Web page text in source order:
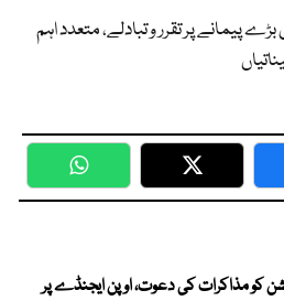
پیمانے پر تقرر و تبادلے، متعدد اہم
WhatsApp Twitter
کو مذاکرات کی دعوت، اوپن ایجنڈے پر